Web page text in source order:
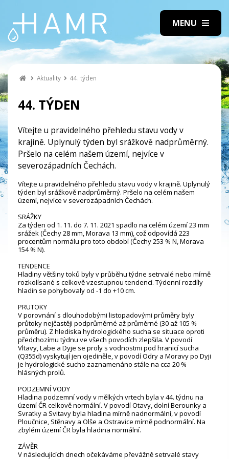
Aktuality 44. týden
44. TÝDEN
Vítejte u pravidelného přehledu stavu vody v
krajině. Uplynulý týden byl srážkově nadprůměrný.
Pršelo na celém našem území, nejvíce v
severozápadních Čechách.
Vítejte u pravidelného přehledu stavu vody v krajině. Uplynulý
týden byl srážkově nadprůměrný. Pršelo na celém našem
území, nejvíce v severozápadních Čechách.
SRÁŽKY
Za týden od 1. 11. do 7. 11. 2021 spadlo na celém území 23 mm
srážek (Čechy 28 mm, Morava 13 mm), což odpovídá 223
procentům normálu pro toto období (Čechy 253 % N, Morava
154 % N).
TENDENCE
Hladiny většiny toků byly v průběhu týdne setrvalé nebo mírně
rozkolísané s celkově vzestupnou tendencí. Týdenní rozdíly
hladin se pohybovaly od -1 do +10 cm.
PRUTOKY
V porovnání s dlouhodobými listopadovými průměry byly
průtoky nejčastěji podprůměrné až průměrné (30 až 105 %
průměru). Z hlediska hydrologického sucha se situace oproti
předchozímu týdnu ve všech povodích zlepšila. V povodí
Vltavy, Labe a Dyje se profily s vodnostmi pod hranicí sucha
(Q355d) vyskytují jen ojediněle, v povodí Odry a Moravy po Dyji
je hydrologické sucho zaznamenáno stále na cca 20 %
hlásných profilů.
PODZEMNÍ VODY
Hladina podzemní vody v mělkých vrtech byla v 44. týdnu na
území ČR celkově normální. V povodí Otavy, dolní Berounky a
Svratky a Svitavy byla hladina mírně nadnormální, v povodí
Ploučnice, Stěnavy a Olše a Ostravice mírně podnormální. Na
zbylém území ČR byla hladina normální.
ZÁVĚR
V následujících dnech očekáváme převážně setrvalé stavy